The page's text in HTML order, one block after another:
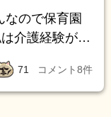
ので保育園
介護経験が浅
71 コメント8件